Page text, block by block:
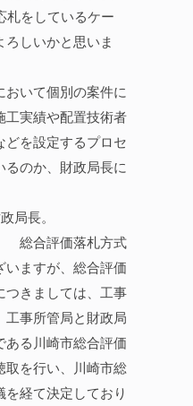
札をしているケー
ろしいかと思いま
おいて個別の案件に
工実績や配置技術者
どを設定するプロセ
るのか、財政局長に
局長。
総合評価落札方式
いますが、総合評価
つきましては、工事
工事所管局と財政局
ある川崎市総合評価
取を行い、川崎市総
経て決定しており